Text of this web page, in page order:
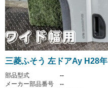
三菱ふそう 左ドアAy H28年
部品型式
--
メーカー部品番号
--